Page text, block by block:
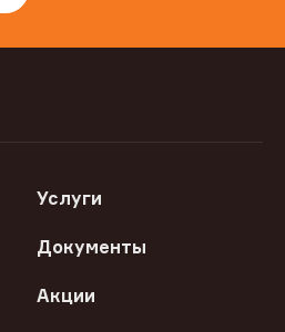
Услуги
Документы
Акции